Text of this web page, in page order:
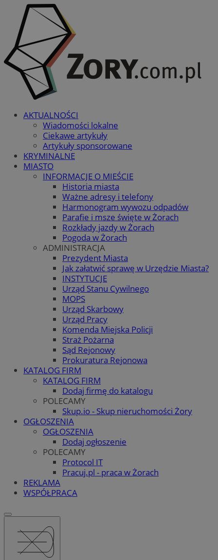
AKTUALNOŚCI
Wiadomości lokalne
Ciekawe artykuły
Artykuły sponsorowane
KRYMINALNE
MIASTO
INFORMACJE O MIEŚCIE
Historia miasta
Ważne adresy i telefony
Harmonogram wywozu odpadów
Parafie i msze święte w Żorach
Rozkłady jazdy w Żorach
Pogoda w Żorach
ADMINISTRACJA
Prezydent Miasta
Jak załatwić sprawę w Urzędzie Miasta?
INSTYTUCJE
Urząd Stanu Cywilnego
MOPS
Urząd Skarbowy
Urząd Pracy
Komenda Miejska Policji
Straż Pożarna
Sąd Rejonowy
Prokuratura Rejonowa
KATALOG FIRM
KATALOG FIRM
Dodaj firmę do katalogu
POLECAMY
Skup.io - Skup nieruchomości Żory
OGŁOSZENIA
OGŁOSZENIA
Dodaj ogłoszenie
POLECAMY
Protocol IT
Pracuj.pl - praca w Żorach
REKLAMA
WSPÓŁPRACA